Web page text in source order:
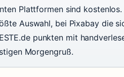
Plattformen sind
Auswahl, bei Pixabay die
punkten mit
Morgengruß.